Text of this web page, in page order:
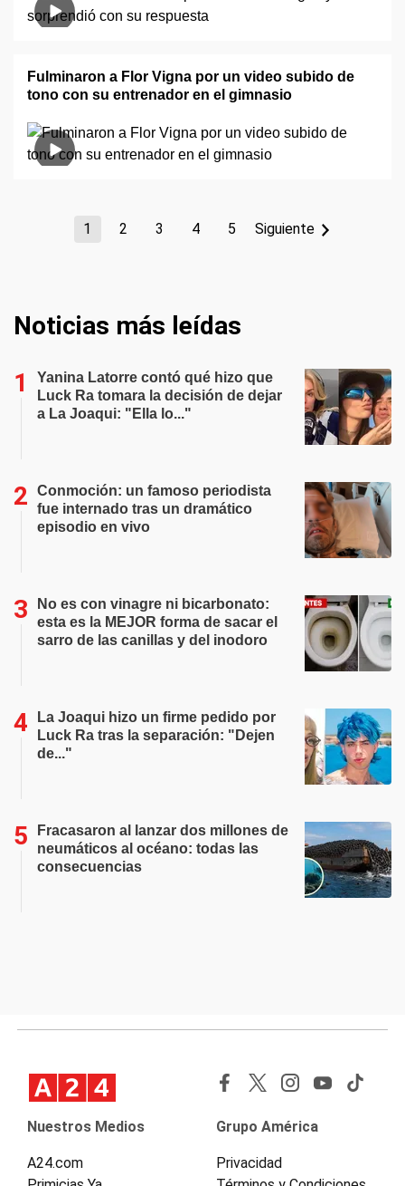
Fulminaron a Flor Vigna por un video subido de
tono con su entrenador en el gimnasio
1 2 3 4 5 Siguiente
Noticias más leídas
Yanina Latorre contó qué hizo que
Luck Ra tomara la decisión de dejar
a La Joaqui: "Ella lo..."
Conmoción: un famoso periodista
fue internado tras un dramático
episodio en vivo
No es con vinagre ni bicarbonato:
esta es la MEJOR forma de sacar el
sarro de las canillas y del inodoro
La Joaqui hizo un firme pedido por
Luck Ra tras la separación: "Dejen
de..."
Fracasaron al lanzar dos millones de
neumáticos al océano: todas las
consecuencias
Nuestros Medios
A24.com
Grupo América
Privacidad